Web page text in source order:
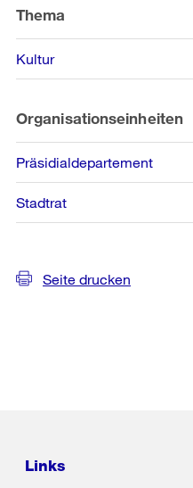
Informationen
Thema
Kultur
Organisationseinheiten
Präsidialdepartement
Stadtrat
Seite drucken
Links